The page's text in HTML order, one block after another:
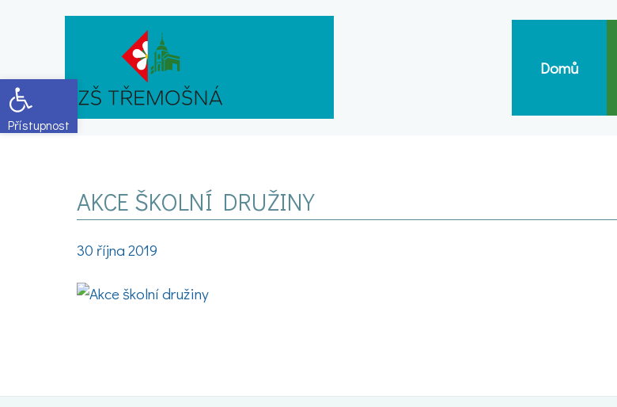
Open toolbar
Domů
AKCE ŠKOLNÍ DRUŽINY
30 října 2019